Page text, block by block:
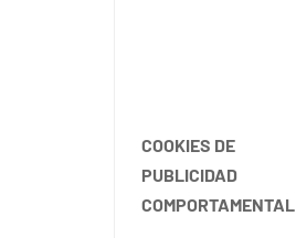
COOKIES DE
PUBLICIDAD
COMPORTAMENTAL